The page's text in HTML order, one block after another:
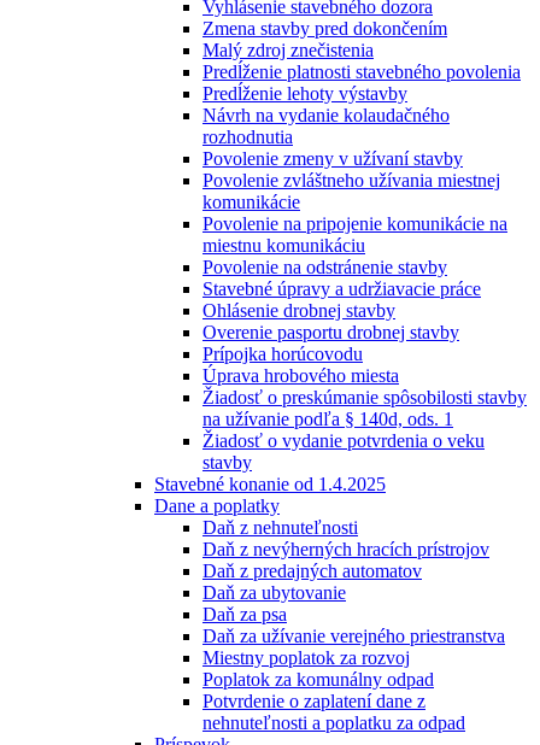
Vyhlásenie stavebného dozora
Zmena stavby pred dokončením
Malý zdroj znečistenia
Predĺženie platnosti stavebného povolenia
Predĺženie lehoty výstavby
Návrh na vydanie kolaudačného
rozhodnutia
Povolenie zmeny v užívaní stavby
Povolenie zvláštneho užívania miestnej
komunikácie
Povolenie na pripojenie komunikácie na
miestnu komunikáciu
Povolenie na odstránenie stavby
Stavebné úpravy a udržiavacie práce
Ohlásenie drobnej stavby
Overenie pasportu drobnej stavby
Prípojka horúcovodu
Úprava hrobového miesta
Žiadosť o preskúmanie spôsobilosti stavby
na užívanie podľa § 140d, ods. 1
Žiadosť o vydanie potvrdenia o veku
stavby
Stavebné konanie od 1.4.2025
Dane a poplatky
Daň z nehnuteľnosti
Daň z nevýherných hracích prístrojov
Daň z predajných automatov
Daň za ubytovanie
Daň za psa
Daň za užívanie verejného priestranstva
Miestny poplatok za rozvoj
Poplatok za komunálny odpad
Potvrdenie o zaplatení dane z
nehnuteľnosti a poplatku za odpad